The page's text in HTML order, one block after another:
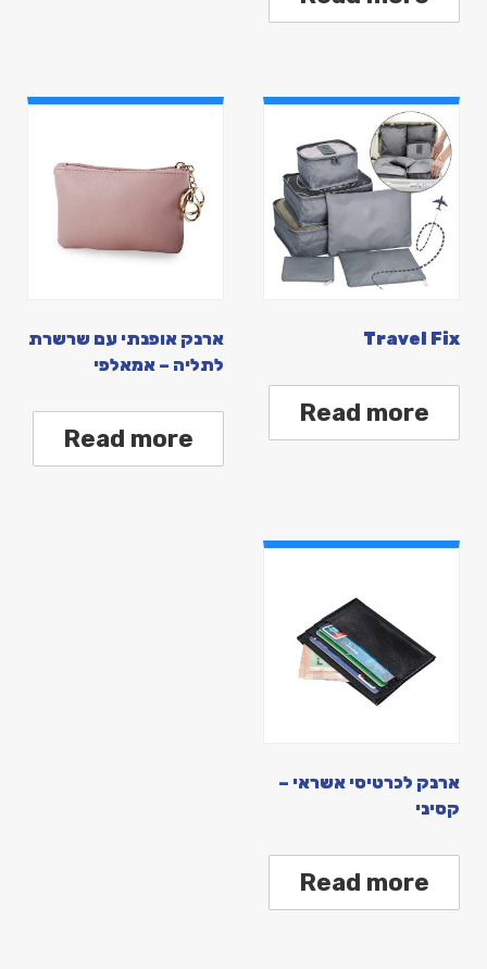
Travel Fix
Read more
ארנק אופנתי עם שרשרת
לתליה – אמאלפי
Read more
ארנק לכרטיסי אשראי –
קסיני
Read more